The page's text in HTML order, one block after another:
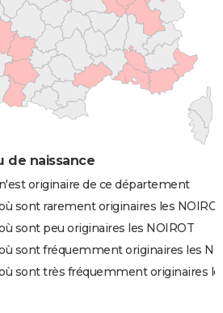
de naissance
originaire de ce département
sont rarement originaires les
sont peu originaires les NOIROT
sont fréquemment originaires les
sont très fréquemment originaires